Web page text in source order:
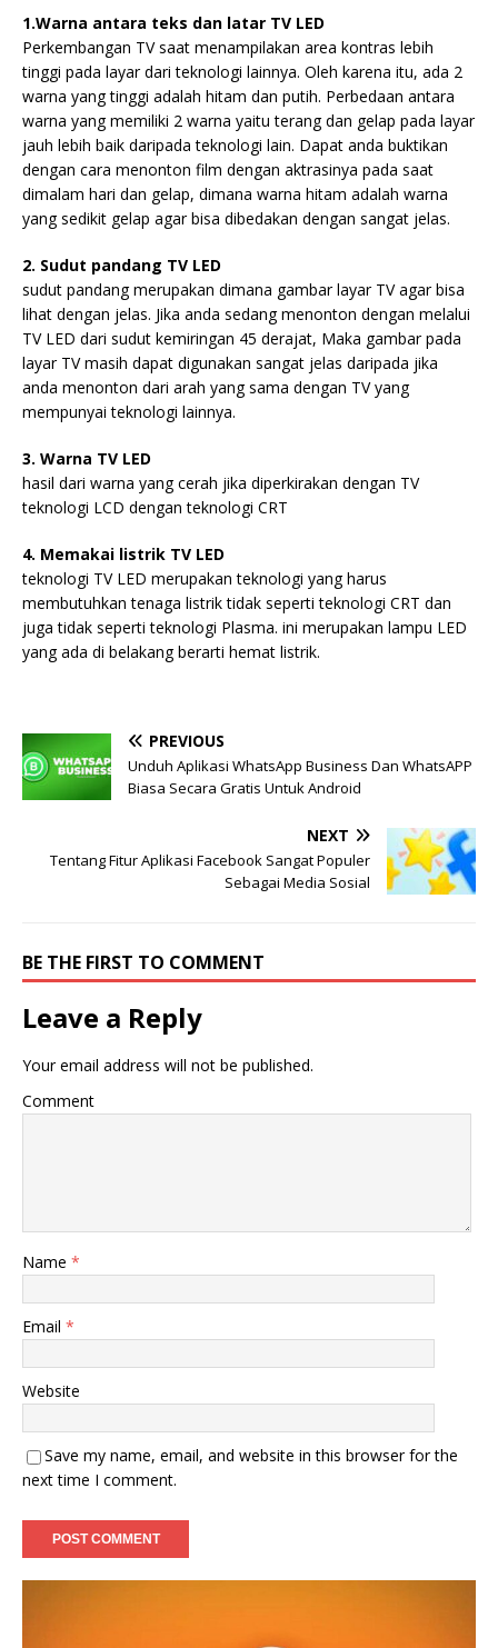
1.Warna antara teks dan latar TV LED
Perkembangan TV saat menampilakan area kontras lebih
tinggi pada layar dari teknologi lainnya. Oleh karena itu, ada 2
warna yang tinggi adalah hitam dan putih. Perbedaan antara
warna yang memiliki 2 warna yaitu terang dan gelap pada layar
jauh lebih baik daripada teknologi lain. Dapat anda buktikan
dengan cara menonton film dengan aktrasinya pada saat
dimalam hari dan gelap, dimana warna hitam adalah warna
yang sedikit gelap agar bisa dibedakan dengan sangat jelas.
2. Sudut pandang TV LED
sudut pandang merupakan dimana gambar layar TV agar bisa
lihat dengan jelas. Jika anda sedang menonton dengan melalui
TV LED dari sudut kemiringan 45 derajat, Maka gambar pada
layar TV masih dapat digunakan sangat jelas daripada jika
anda menonton dari arah yang sama dengan TV yang
mempunyai teknologi lainnya.
3. Warna TV LED
hasil dari warna yang cerah jika diperkirakan dengan TV
teknologi LCD dengan teknologi CRT
4. Memakai listrik TV LED
teknologi TV LED merupakan teknologi yang harus
membutuhkan tenaga listrik tidak seperti teknologi CRT dan
juga tidak seperti teknologi Plasma. ini merupakan lampu LED
yang ada di belakang berarti hemat listrik.
PREVIOUS
Unduh Aplikasi WhatsApp Business Dan WhatsAPP
Biasa Secara Gratis Untuk Android
NEXT
Tentang Fitur Aplikasi Facebook Sangat Populer
Sebagai Media Sosial
BE THE FIRST TO COMMENT
Leave a Reply
Your email address will not be published.
Comment
Name *
Email *
Website
Save my name, email, and website in this browser for the
next time I comment.